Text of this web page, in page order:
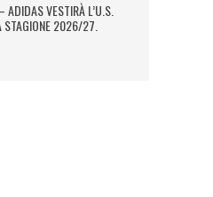
ADIDAS VESTIRÀ L’U.S.
STAGIONE 2026/27.